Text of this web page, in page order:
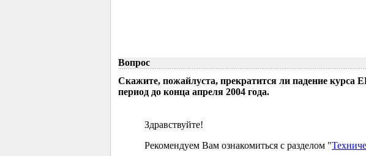
Вопрос
Скажите, пожайлуста, прекратится ли падение курса
период до конца апреля 2004 года.
Здравствуйте!
Рекомендуем Вам ознакомиться с разделом "